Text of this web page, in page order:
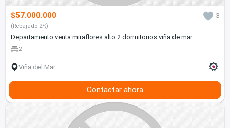
$57.000.000 3
(Rebajado 2%)
Departamento venta miraflores alto 2 dormitorios viña de mar
2
Viña del Mar
Contactar ahora